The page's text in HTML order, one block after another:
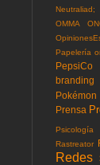
OMMA
Papelería
PepsiCo
branding
Pokémon
Prensa
Psicología
Rastreator
Redes